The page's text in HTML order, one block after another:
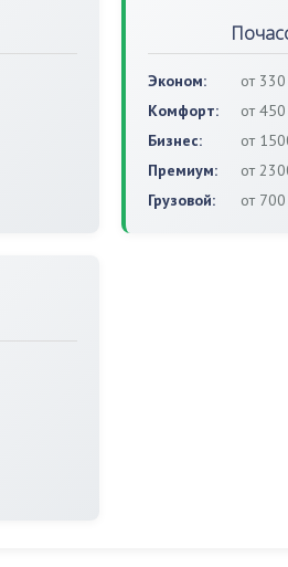
Эконом:
от
Комфорт:
от
Бизнес:
от
Премиум:
от
Грузовой:
от